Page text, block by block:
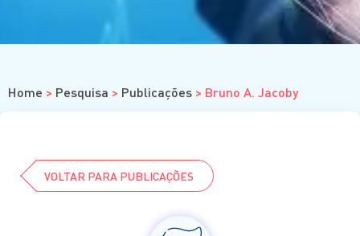
Cursos
Home > Pesquisa > Publicações > Bruno A. Jacoby
VOLTAR PARA PUBLICAÇÕES